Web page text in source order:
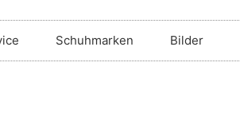
Schuhmarken Bilder